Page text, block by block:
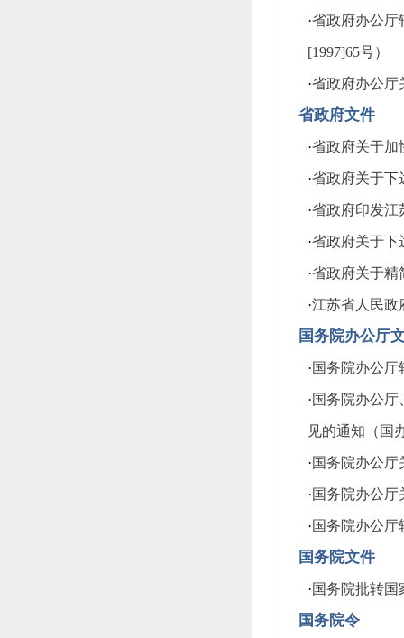
·省政府办公厅
[1997]65号）
·省政府办公厅
省政府文件
·省政府关于加
·省政府关于下
·省政府印发江
·省政府关于下
·省政府关于精
·江苏省人民政
国务院办公厅
·国务院办公厅
·国务院办公
见的通知（国
·国务院办公厅
·国务院办公厅
·国务院办公
国务院文件
·国务院批转
国务院令